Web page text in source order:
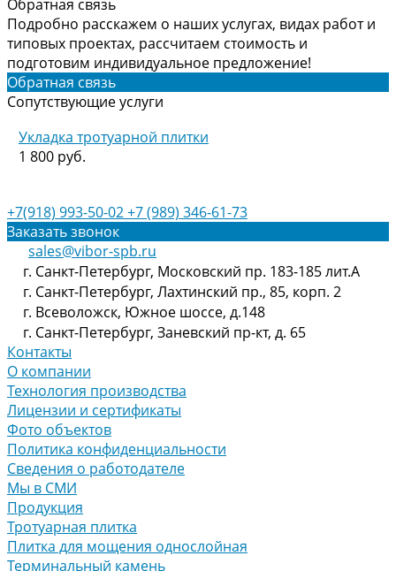
Обратная связь
Подробно расскажем о наших услугах, видах работ и
типовых проектах, рассчитаем стоимость и
подготовим индивидуальное предложение!
Обратная связь
Сопутствующие услуги
Укладка тротуарной плитки
1 800 руб.
+7(918) 993-50-02+7 (989) 346-61-73
Заказать звонок
sales@vibor-spb.ru
г. Санкт-Петербург, Московский пр. 183-185 лит.А
г. Санкт-Петербург, Лахтинский пр., 85, корп. 2
г. Всеволожск, Южное шоссе, д.148
г. Санкт-Петербург, Заневский пр-кт, д. 65
Контакты
О компании
Технология производства
Лицензии и сертификаты
Фото объектов
Политика конфиденциальности
Сведения о работодателе
Мы в СМИ
Продукция
Тротуарная плитка
Плитка для мощения однослойная
Терминальный камень